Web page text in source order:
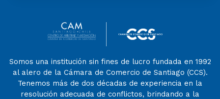
Somos una institución sin fines de lucro fundada en 1992
al alero de la Cámara de Comercio de Santiago (CCS).
Tenemos más de dos décadas de experiencia en la
resolución adecuada de conflictos, brindando a la